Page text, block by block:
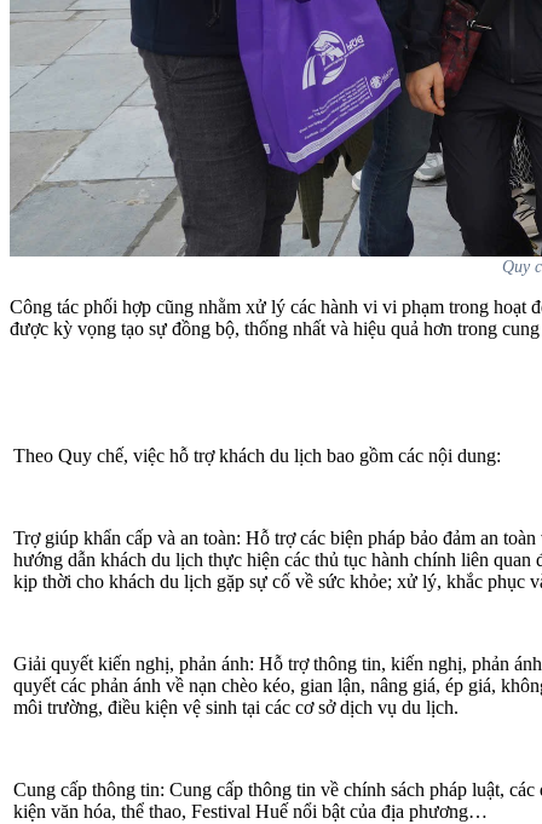
Quy
Công tác phối hợp cũng nhằm xử lý các hành vi vi phạm trong
được kỳ vọng tạo sự đồng bộ, thống nhất và hiệu quả hơn trong
Theo Quy chế, việc hỗ trợ khách du lịch bao gồm các nội dung:
Trợ giúp khẩn cấp và an toàn: Hỗ trợ các biện pháp bảo đảm an
hướng dẫn khách du lịch thực hiện các thủ tục hành chính liên
kịp thời cho khách du lịch gặp sự cố về sức khỏe; xử lý, khắc phục
Giải quyết kiến nghị, phản ánh: Hỗ trợ thông tin, kiến nghị, phản
quyết các phản ánh về nạn chèo kéo, gian lận, nâng giá, ép giá,
môi trường, điều kiện vệ sinh tại các cơ sở dịch vụ du lịch.
Cung cấp thông tin: Cung cấp thông tin về chính sách pháp luật,
kiện văn hóa, thể thao, Festival Huế nổi bật của địa phương…